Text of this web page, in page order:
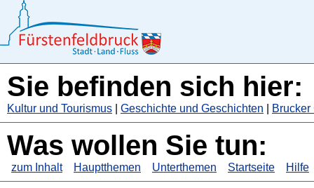
Sie befinden sich hier:
Kultur und Tourismus Geschichte und Geschichten Brucker
Was wollen Sie tun:
zum Inhalt Hauptthemen Unterthemen Startseite Hilfe